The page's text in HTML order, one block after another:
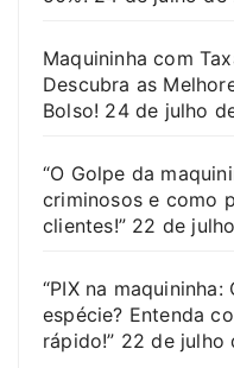
Maquininha com
Descubra as
Bolso! 24 de julho
“O Golpe da
criminosos e como
clientes!” 22 de
“PIX na
espécie? Entenda
rápido!” 22 de julho